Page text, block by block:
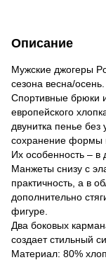
Описание
Мужские джогеры
сезона весна/осень.
Спортивные брюки
европейского
двунитка пенье без
сохранение формы
Их особенность – в
Манжеты снизу с
практичность, а в
дополнительно
фигуре.
Два боковых
создает стильный
Материал: 80%